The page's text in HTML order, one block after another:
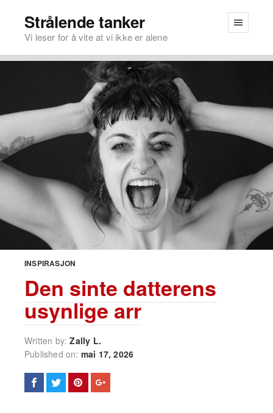
Strålende tanker
Vi leser for å vite at vi ikke er alene
INSPIRASJON
Den sinte datterens
usynlige arr
Written by:Zally L.
Published on: mai 17, 2026